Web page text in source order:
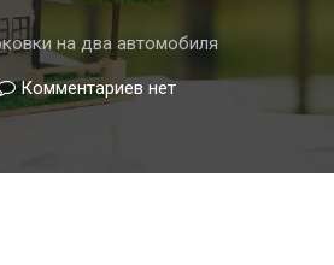
на два автомобиля
Комментариев кнет